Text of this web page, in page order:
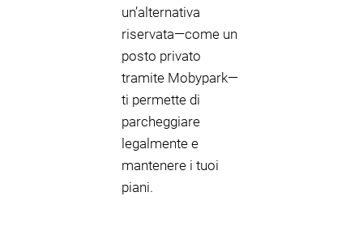
un’alternativa
riservata—come un
posto privato
tramite Mobypark—
ti permette di
parcheggiare
legalmente e
mantenere i tuoi
piani.